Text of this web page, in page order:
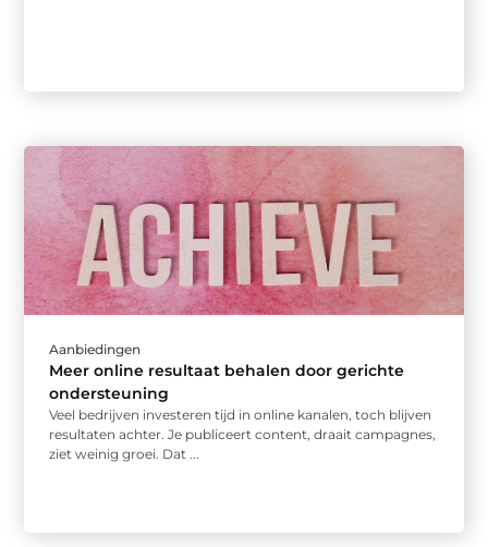
Aanbiedingen
Meer online resultaat behalen door gerichte
ondersteuning
Veel bedrijven investeren tijd in online kanalen, toch blijven
resultaten achter. Je publiceert content, draait campagnes,
ziet weinig groei. Dat ...